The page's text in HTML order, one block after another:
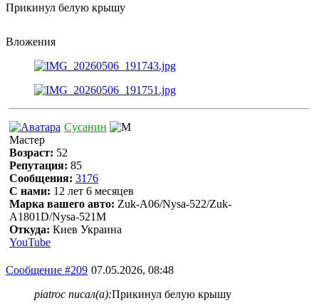
Прикинул белую крышу
Вложения
Сусанин
Мастер
Возраст: 52
Репутация: 85
Сообщения: 3176
С нами: 12 лет 6 месяцев
Марка вашего авто: Zuk-A06/Nysa-522/Zuk-
A1801D/Nysa-521M
Откуда: Киев Украина
YouTube
Сообщение #209 07.05.2026, 08:48
piatroc писал(а):Прикинул белую крышу